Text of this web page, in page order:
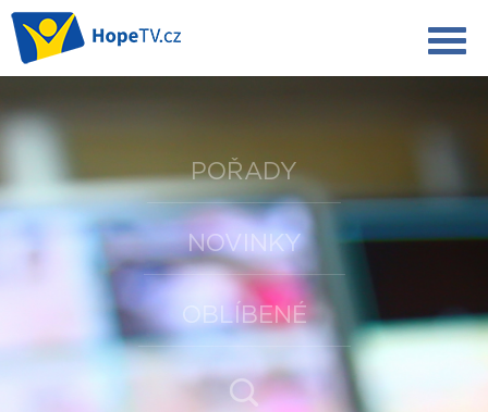
POŘADY
NOVINKY
OBLÍBENÉ